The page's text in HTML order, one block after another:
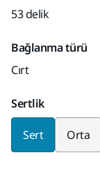
53 delik
Bağlanma türü
Cırt
Sertlik
Sert Orta